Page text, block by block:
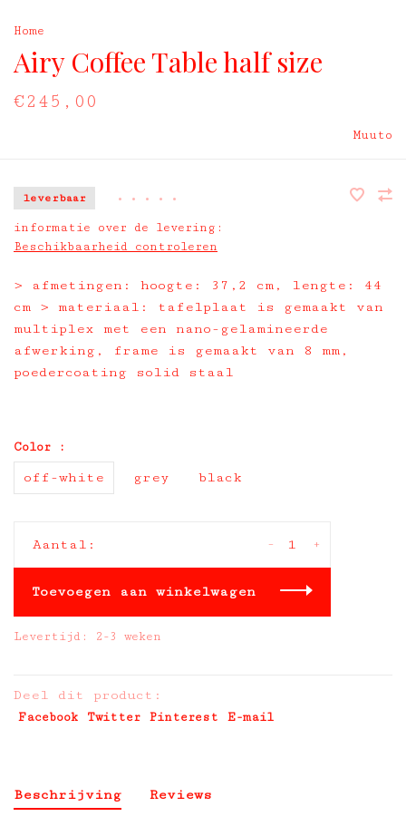
Home
Airy Coffee Table half size
€245,00
Muuto
leverbaar • • • • •
informatie over de levering:
Beschikbaarheid controleren
> afmetingen: hoogte: 37,2 cm, lengte: 44
cm > materiaal: tafelplaat is gemaakt van
multiplex met een nano-gelamineerde
afwerking, frame is gemaakt van 8 mm,
poedercoating solid staal
Color :
off-white grey black
Aantal: +
-
Toevoegen aan winkelwagen
Levertijd: 2-3 weken
Deel dit product:
Facebook Twitter Pinterest E-mail
Beschrijving Reviews